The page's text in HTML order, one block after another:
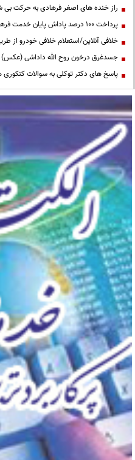
راز خنده های اصغر فرهادی به حرکت بی
پرداخت ۱۰۰ درصد پاداش پایان خدمت فرهنگیان
خلافی آنلاین/استعلام خلافی خودرو از
جسدغرق درخون روح الله داداشی (عکس)
پاسخ های دکتر توکلی به سوالات کنکوری